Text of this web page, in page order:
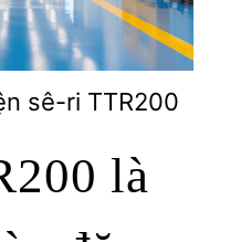
sê-ri TTR200
là